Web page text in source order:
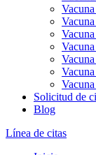
Solicitud de
Blog
Línea de citas